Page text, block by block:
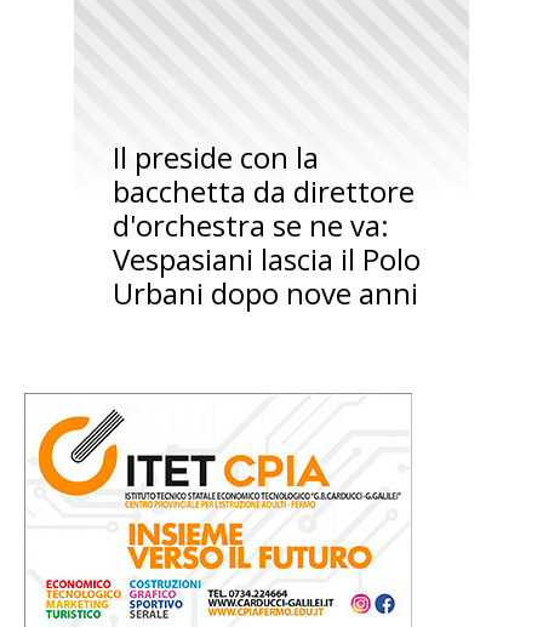
Il preside con la
bacchetta da direttore
d'orchestra se ne va:
Vespasiani lascia il Polo
Urbani dopo nove anni